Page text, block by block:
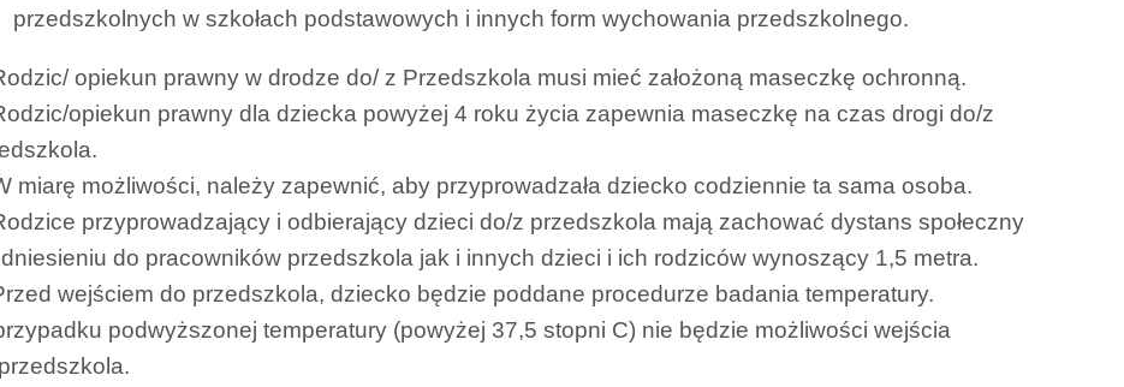
przedszkolnych w szkołach podstawowych i innych form wychowania przedszkolnego.
opiekun prawny w drodze do/ z Przedszkola musi mieć założoną maseczkę ochronną.
opiekun prawny dla dziecka powyżej 4 roku życia zapewnia maseczkę na czas drogi do/z
miarę możliwości, należy zapewnić, aby przyprowadzała dziecko codziennie ta sama osoba.
przyprowadzający i odbierający dzieci do/z przedszkola mają zachować dystans społeczny
do pracowników przedszkola jak i innych dzieci i ich rodziców wynoszący 1,5 metra.
wejściem do przedszkola, dziecko będzie poddane procedurze badania temperatury.
podwyższonej temperatury (powyżej 37,5 stopni C) nie będzie możliwości wejścia